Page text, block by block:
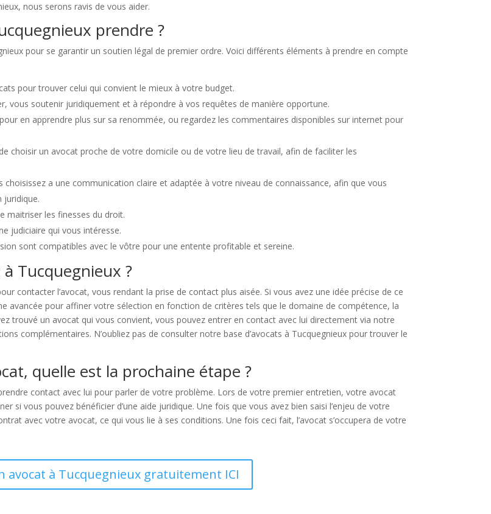
nous serons ravis de vous aider.
prendre ?
pour se garantir un soutien légal de premier ordre. Voici différents éléments à prendre en compte
pour trouver celui qui convient le mieux à votre budget.
vous soutenir juridiquement et à répondre à vos requêtes de manière opportune.
en apprendre plus sur sa renommée, ou regardez les commentaires disponibles sur internet pour
choisir un avocat proche de votre domicile ou de votre lieu de travail, afin de faciliter les
choisissez a une communication claire et adaptée à votre niveau de connaissance, afin que vous
juridique.
maitriser les finesses du droit.
judiciaire qui vous intéresse.
sont compatibles avec le vôtre pour une entente profitable et sereine.
Tucquegnieux ?
contacter l’avocat, vous rendant la prise de contact plus aisée. Si vous avez une idée précise de ce
avancée pour affiner votre sélection en fonction de critères tels que le domaine de compétence, la
trouvé un avocat qui vous convient, vous pouvez entrer en contact avec lui directement via notre
complémentaires. N’oubliez pas de consulter notre base d’avocats à Tucquegnieux pour trouver le
quelle est la prochaine étape ?
contact avec lui pour parler de votre problème. Lors de votre premier entretien, votre avocat
si vous pouvez bénéficier d’une aide juridique. Une fois que vous avez bien saisi l’enjeu de votre
avec votre avocat, ce qui vous lie à ses conditions. Une fois ceci fait, l’avocat s’occupera de votre
avocat à Tucquegnieux gratuitement ICI